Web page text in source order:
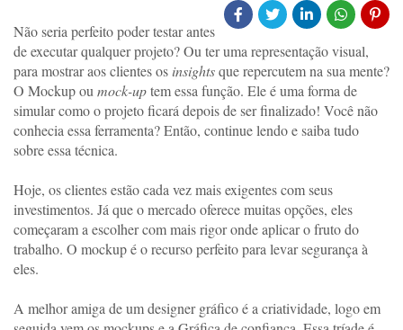
Não seria perfeito poder testar antes
de executar qualquer projeto? Ou ter uma representação visual,
para mostrar aos clientes os insights que repercutem na sua mente?
O Mockup ou mock-up tem essa função. Ele é uma forma de
simular como o projeto ficará depois de ser finalizado! Você não
conhecia essa ferramenta? Então, continue lendo e saiba tudo
sobre essa técnica.
Hoje, os clientes estão cada vez mais exigentes com seus
investimentos. Já que o mercado oferece muitas opções, eles
começaram a escolher com mais rigor onde aplicar o fruto do
trabalho. O mockup é o recurso perfeito para levar segurança à
eles.
A melhor amiga de um designer gráfico é a criatividade, logo em